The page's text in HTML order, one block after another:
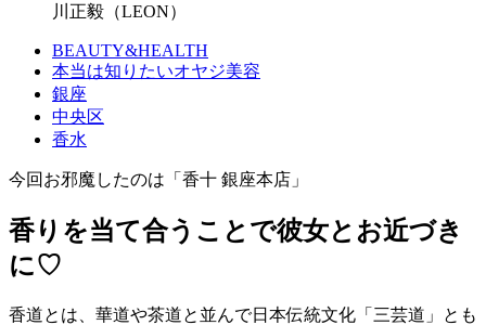
川正毅（LEON）
BEAUTY&HEALTH
本当は知りたいオヤジ美容
銀座
中央区
香水
今回お邪魔したのは「香十 銀座本店」
香りを当て合うことで彼女とお近づき
に♡
香道とは、華道や茶道と並んで日本伝統文化「三芸道」とも